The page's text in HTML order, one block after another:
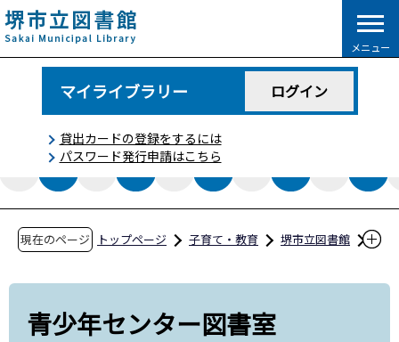
こ
の
ペ
で
メニュー
マイライブラリー ログイン
貸出カードの登録をするには
パスワード発行申請はこちら
現在のページ トップページ 子育て・教育
堺市立図書館
青少年センター図書室